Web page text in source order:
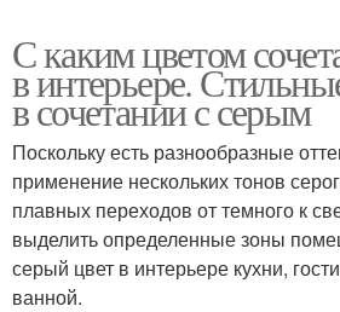
С каким цветом
в интерьере.
в сочетании с серым
Поскольку есть разнообразные
применение нескольких тонов
плавных переходов от темного к
выделить определенные зоны
серый цвет в интерьере кухни,
ванной.